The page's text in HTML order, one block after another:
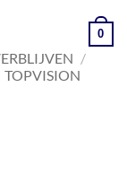
0
/
TOPVISION